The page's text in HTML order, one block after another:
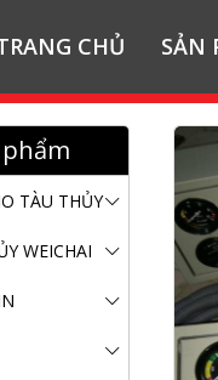
CHỦ SẢN
TÀU THỦY
WEICHAI